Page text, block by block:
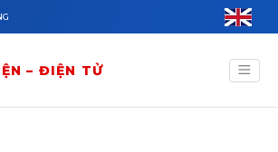
– ĐIỆN TỬ